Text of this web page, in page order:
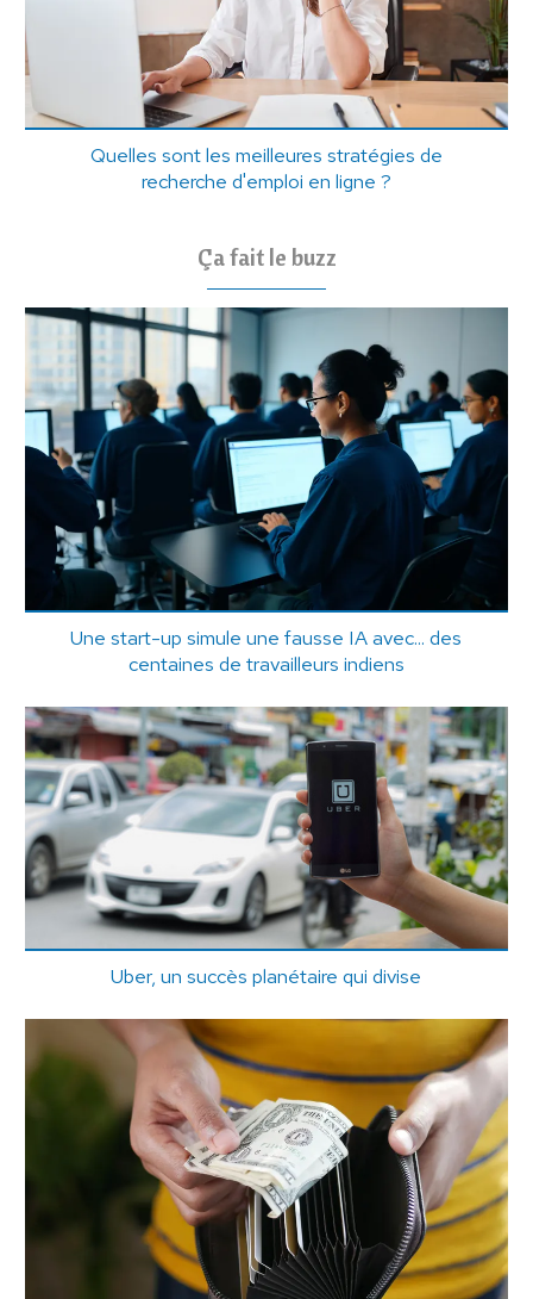
Quelles sont les meilleures stratégies de
recherche d'emploi en ligne ?
Ça fait le buzz
Une start-up simule une fausse IA avec... des
centaines de travailleurs indiens
Uber, un succès planétaire qui divise